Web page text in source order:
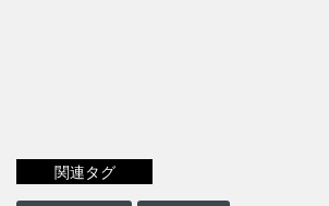
関連タグ